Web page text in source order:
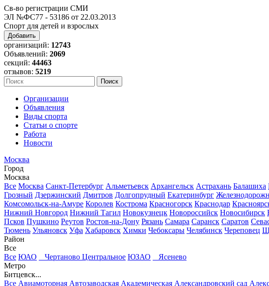
Св-во регистрации СМИ
ЭЛ №ФС77 - 53186 от 22.03.2013
Спорт для детей и взрослых
Добавить
организаций: 12743
Объявлений: 2069
секций: 44463
отзывов: 5219
Организации
Объявления
Виды спорта
Статьи о спорте
Работа
Новости
Москва
Город
Москва
Все Москва Санкт-Петербург Альметьевск Архангельск Астрахань Балашиха
Грозный Дзержинский Дмитров Долгопрудный Екатеринбург
Комсомольск-на-Амуре Королев Кострома Красногорск Краснодар
Нижний Новгород Нижний Тагил Новокузнецк Новороссийск Новосибирск
Псков Пушкино Реутов Ростов-на-Дону Рязань Самара Саранск Саратов
Тюмень Ульяновск Уфа Хабаровск Химки Чебоксары Челябинск Череповец
Район
Все
Все ЮАО Чертаново Центральное ЮЗАО
Ясенево
Метро
Битцевск...
Все Авиамоторная Автозаводская Академическая Александровский сад